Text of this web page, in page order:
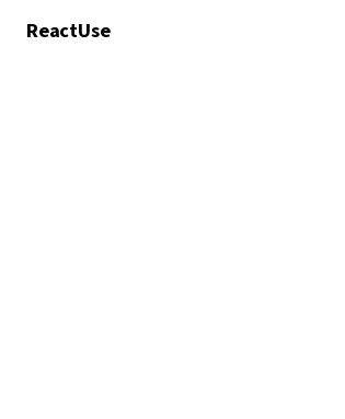
ReactUse